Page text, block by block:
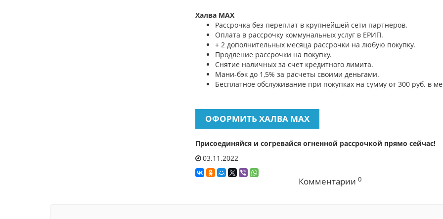
Халва MAX
Рассрочка без переплат в крупнейшей сети партнеров.
Оплата в рассрочку коммунальных услуг в ЕРИП.
+ 2 дополнительных месяца рассрочки на любую покупку.
Продление рассрочки на покупку.
Снятие наличных за счет кредитного лимита.
Мани-бэк до 1,5% за расчеты своими деньгами.
Бесплатное обслуживание при покупках на сумму от 300 руб. в
ОФОРМИТЬ ХАЛВА MAX
Присоединяйся и согревайся огненной рассрочкой прямо сейчас!
03.11.2022
Комментарии 0